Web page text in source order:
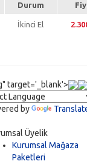
Durum
İkinci El
target='_blank'>
by
Üyelik
Kurumsal Mağaza
Paketleri